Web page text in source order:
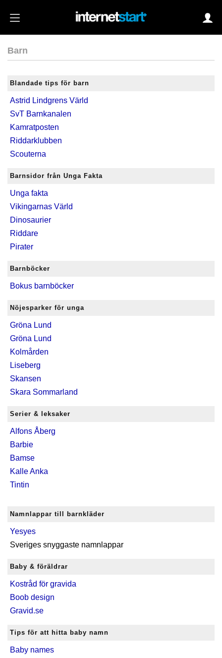
Barn
Blandade tips för barn
Astrid Lindgrens Värld
SvT Barnkanalen
Kamratposten
Riddarklubben
Scouterna
Barnsidor från Unga Fakta
Unga fakta
Vikingarnas Värld
Dinosaurier
Riddare
Pirater
Barnböcker
Bokus barnböcker
Nöjesparker för unga
Gröna Lund
Gröna Lund
Kolmården
Liseberg
Skansen
Skara Sommarland
Serier & leksaker
Alfons Åberg
Barbie
Bamse
Kalle Anka
Tintin
Namnlappar till barnkläder
Yesyes
Sveriges snyggaste namnlappar
Baby & föräldrar
Kostråd för gravida
Boob design
Gravid.se
Tips för att hitta baby namn
Baby names